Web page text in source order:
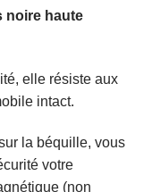
noire haute
elle résiste aux
intact.
la béquille, vous
votre
(non